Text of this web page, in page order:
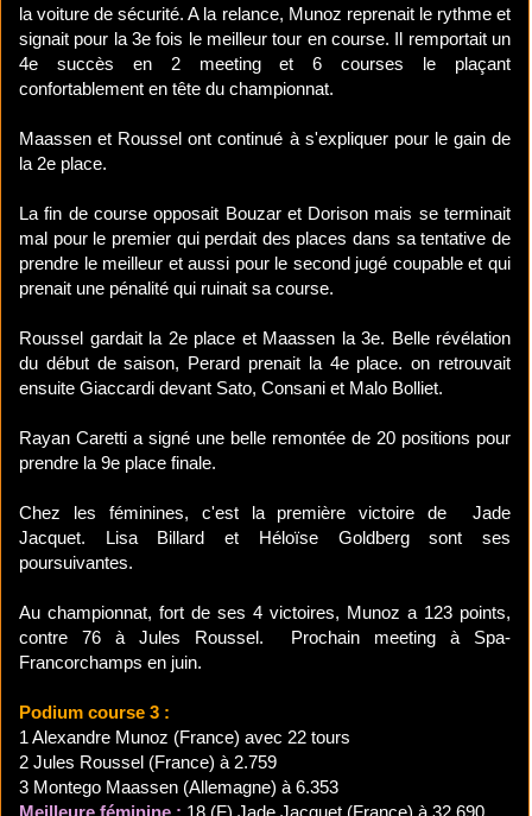
la voiture de sécurité. A la relance, Munoz reprenait le rythme et
signait pour la 3e fois le meilleur tour en course. Il remportait un
4e succès en 2 meeting et 6 courses le plaçant
confortablement en tête du championnat.
Maassen et Roussel ont continué à s'expliquer pour le gain de
la 2e place.
La fin de course opposait Bouzar et Dorison mais se terminait
mal pour le premier qui perdait des places dans sa tentative de
prendre le meilleur et aussi pour le second jugé coupable et qui
prenait une pénalité qui ruinait sa course.
Roussel gardait la 2e place et Maassen la 3e. Belle révélation
du début de saison, Perard prenait la 4e place. on retrouvait
ensuite Giaccardi devant Sato, Consani et Malo Bolliet.
Rayan Caretti a signé une belle remontée de 20 positions pour
prendre la 9e place finale.
Chez les féminines, c'est la première victoire de Jade
Jacquet. Lisa Billard et Héloïse Goldberg sont ses
poursuivantes.
Au championnat, fort de ses 4 victoires, Munoz a 123 points,
contre 76 à Jules Roussel. Prochain meeting à Spa-
Francorchamps en juin.
Podium course 3 :
1 Alexandre Munoz (France) avec 22 tours
2 Jules Roussel (France) à 2.759
3 Montego Maassen (Allemagne) à 6.353
Meilleure féminine : 18 (F) Jade Jacquet (France) à 32.690